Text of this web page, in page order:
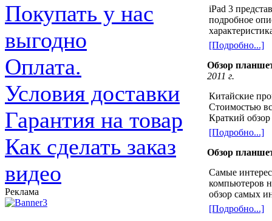
Покупать у нас
выгодно
Оплата.
Условия доставки
Гарантия на товар
Как сделать заказ
видео
Реклама
iPad 3
подробное
[Подробно...]
Обзор
2011 г.
Китайские
Стоимостью
Краткий обзор
[Подробно...]
Обзор
Самые
компьютеров
обзор самых
[Подробно...]